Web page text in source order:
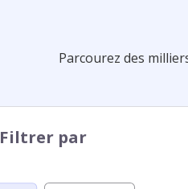
Parcourez des
Filtrer par